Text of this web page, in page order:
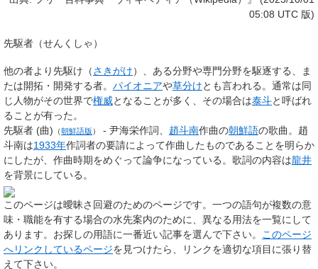
05:08 UTC 版)
先駆者 （せんくしゃ）
他の者より先駆け（さきがけ）、ある分野や専門分野を駆逐する、ま
たは開拓・開発する者。 パイオニアや草分けとも言われる。通常は同
じ人物がその世界で権威となることが多く、その場合は泰斗と呼ばれ
ることが有った。
先駆者 (曲) （朝鮮語版 ） - 尹海栄作詞、 趙斗南作曲の朝鮮語の歌曲。趙
斗南は1933年作詞者の要請によって作曲したものであることを明らか
にしたが、作曲時期をめぐって論争になっている。歌詞の内容は龍井
を背景にしている。
このページは曖昧さ回避のためのページです。一つの語句が複数の意
味・職能を有する場合の水先案内のために、異なる用法を一覧にして
あります。お探しの用語に一番近い記事を選んで下さい。 このページ
へリンクしているページを見つけたら、リンクを適切な項目に張り替
えて下さい。